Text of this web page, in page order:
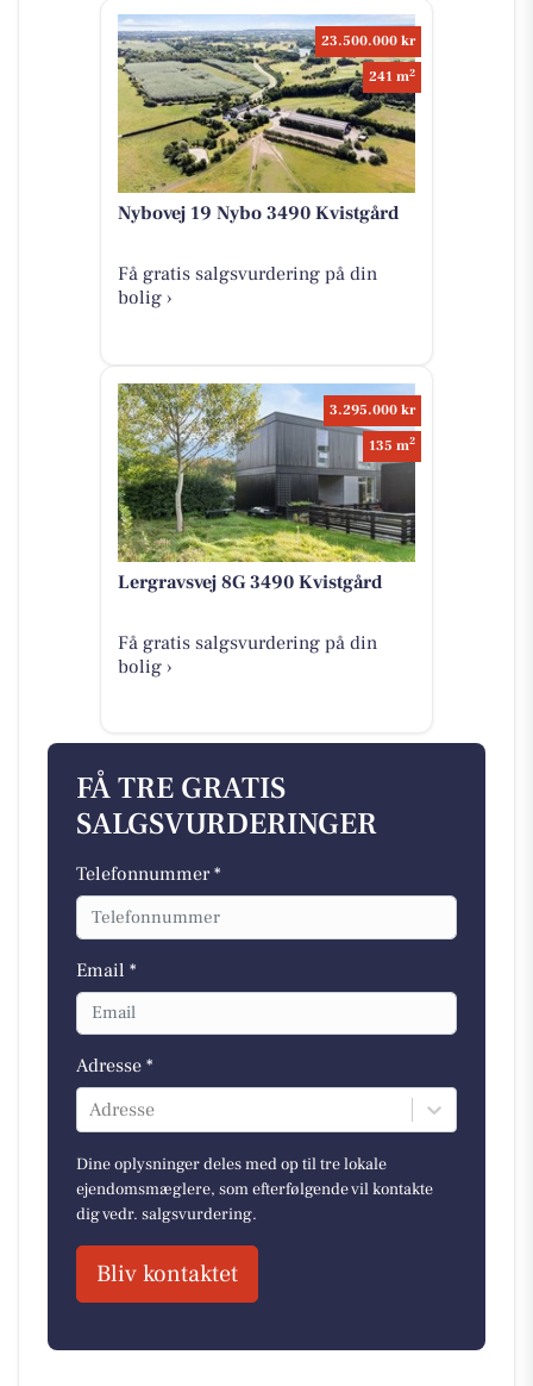
23.500.000 kr
241 m2
Nybovej 19 Nybo 3490 Kvistgård
Få gratis salgsvurdering på din
bolig ›
3.295.000 kr
135 m2
Lergravsvej 8G 3490 Kvistgård
Få gratis salgsvurdering på din
bolig ›
FÅ TRE GRATIS
SALGSVURDERINGER
Telefonnummer *
Email *
Adresse *
Adresse
Dine oplysninger deles med op til tre lokale
ejendomsmæglere, som efterfølgende vil kontakte
dig vedr. salgsvurdering.
Bliv kontaktet